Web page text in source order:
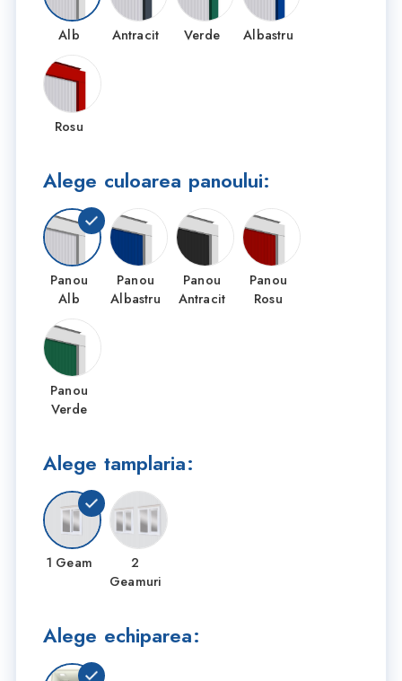
Alb Antracit Verde Albastru
Rosu
Alege culoarea panoului:
Panou
Alb
Panou
Albastru
Panou
Antracit
Panou
Rosu
Panou
Verde
Alege tamplaria:
1 Geam
2
Geamuri
Alege echiparea: